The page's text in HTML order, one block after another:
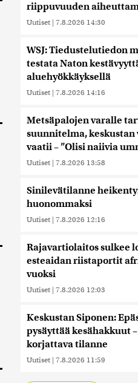
riippuvuuden
Uutiset | 7.8.2026 14:30
WSJ: Tiedustelutiedon
testata Naton
aluehyökkäyksellä
Uutiset | 7.8.2026 14:16
Metsäpalojen varalle
suunnitelma,
vaatii – ”Olisi naiivia
Uutiset | 7.8.2026 13:58
Sinilevätilanne
huonommaksi
Uutiset | 7.8.2026 12:16
Rajavartiolaitos sulkee
esteaidan riistaportit
vuoksi
Uutiset | 7.8.2026 12:03
Keskustan Siponen:
pysäyttää kesähakkuut
korjattava tilanne
Uutiset | 7.8.2026 11:59